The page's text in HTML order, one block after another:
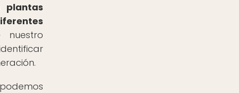
plantas
nuestro